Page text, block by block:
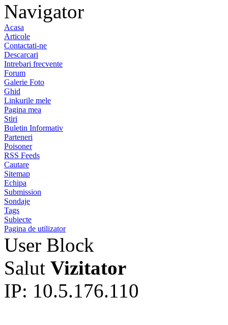
Navigator
Acasa
Articole
Contactati-ne
Descarcari
Intrebari frecvente
Forum
Galerie Foto
Ghid
Linkurile mele
Pagina mea
Stiri
Buletin Informativ
Parteneri
Poisoner
RSS Feeds
Cautare
Sitemap
Echipa
Submission
Sondaje
Tags
Subiecte
Pagina de utilizator
User Block
Salut Vizitator
IP: 10.5.176.110